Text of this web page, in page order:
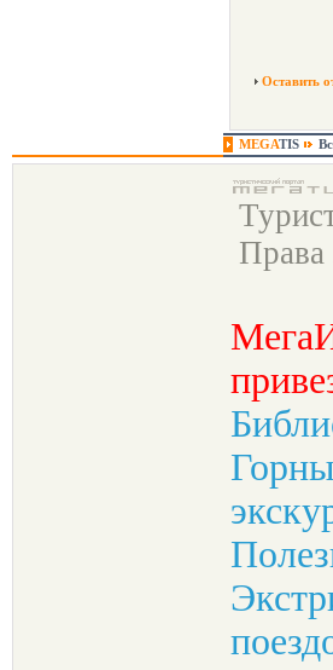
Оставить
MEGATIS